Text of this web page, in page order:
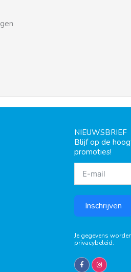
NIEUWSBRIEF
Blijf op de
promoties!
Inschrijven
Je gegevens
privacybeleid.